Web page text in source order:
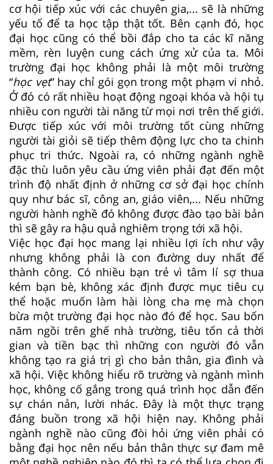
cơ hội tiếp xúc với các chuyên gia,... sẽ là những
yếu tố để ta học tập thật tốt. Bên cạnh đó, học
đại học cũng có thể bồi đắp cho ta các kĩ năng
mềm, rèn luyện cung cách ứng xử của ta. Môi
trường đại học không phải là một môi trường
“học vẹt” hay chỉ gói gọn trong một phạm vi nhỏ.
Ở đó có rất nhiều hoạt động ngoại khóa và hội tụ
nhiều con người tài năng từ mọi nơi trên thế giới.
Được tiếp xúc với môi trường tốt cùng những
người tài giỏi sẽ tiếp thêm động lực cho ta chinh
phục tri thức. Ngoài ra, có những ngành nghề
đặc thù luôn yêu cầu ứng viên phải đạt đến một
trình độ nhất định ở những cơ sở đại học chính
quy như bác sĩ, công an, giáo viên,... Nếu những
người hành nghề đó không được đào tạo bài bản
thì sẽ gây ra hậu quả nghiêm trọng tới xã hội.
Việc học đại học mang lại nhiều lợi ích như vậy
nhưng không phải là con đường duy nhất để
thành công. Có nhiều bạn trẻ vì tâm lí sợ thua
kém bạn bè, không xác định được mục tiêu cụ
thể hoặc muốn làm hài lòng cha mẹ mà chọn
bừa một trường đại học nào đó để học. Sau bốn
năm ngồi trên ghế nhà trường, tiêu tốn cả thời
gian và tiền bạc thì những con người đó vẫn
không tạo ra giá trị gì cho bản thân, gia đình và
xã hội. Việc không hiểu rõ trường và ngành mình
học, không cố gắng trong quá trình học dẫn đến
sự chán nản, lười nhác. Đây là một thực trạng
đáng buồn trong xã hội hiện nay. Không phải
ngành nghề nào cũng đòi hỏi ứng viên phải có
bằng đại học nên nếu bản thân thực sự đam mê